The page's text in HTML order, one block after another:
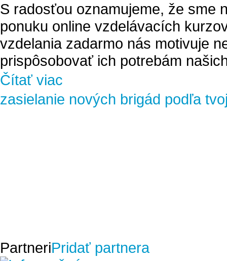
S radosťou oznamujeme, že sme
ponuku online vzdelávacích
vzdelania zadarmo nás motivuje
prispôsobovať ich potrebám
Čítať viac
zasielanie nových brigád podľa
PartneriPridať partnera